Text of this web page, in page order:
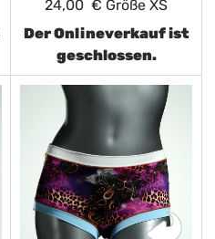
24,00 € Größe XS
Der Onlineverkauf ist
geschlossen.